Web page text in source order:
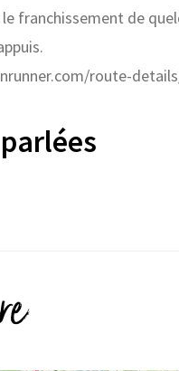
franchissement de
route-